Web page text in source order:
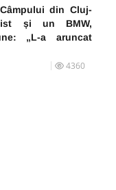
din Cluj-
și un BMW,
„L-a aruncat
4360